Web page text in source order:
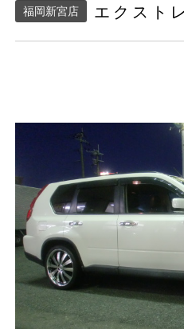
福岡新宮店 エクスト